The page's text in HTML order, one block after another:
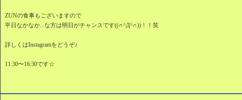
ZUNの食事もございますので
平日なかなか...な方は明日がチャンスです((∩^Д^∩))！！笑
詳しくはInstagramをどうぞ♪
11:30〜16:30です☆